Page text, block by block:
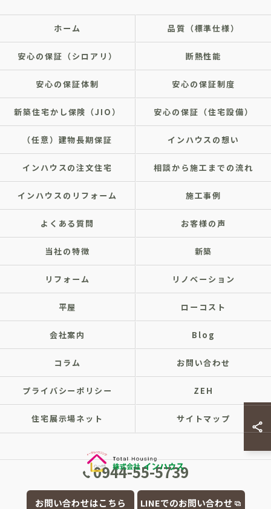
0944-55-5739
お問い合わせはこちら LINEでのお問い合わせ
ホーム 品質（標準仕様）
安心の保証（シロアリ） 断熱性能
安心の保証体制 安心の保証制度
新築住宅かし保険（JIO） 安心の保証（住宅設備）
（任意）建物長期保証 インハウスの想い
インハウスの注文住宅 相談から施工までの流れ
インハウスのリフォーム 施工事例
よくある質問 お客様の声
当社の特徴 新築
リフォーム リノベーション
平屋 ローコスト
会社案内 Blog
コラム お問い合わせ
プライバシーポリシー ZEH
住宅展示場ネット サイトマップ
© 2026 福岡県大牟田市の注文住宅なら株式会社インハウス ALL RIGHTS